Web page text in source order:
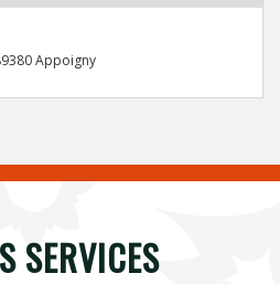
Appoigny
SERVICES